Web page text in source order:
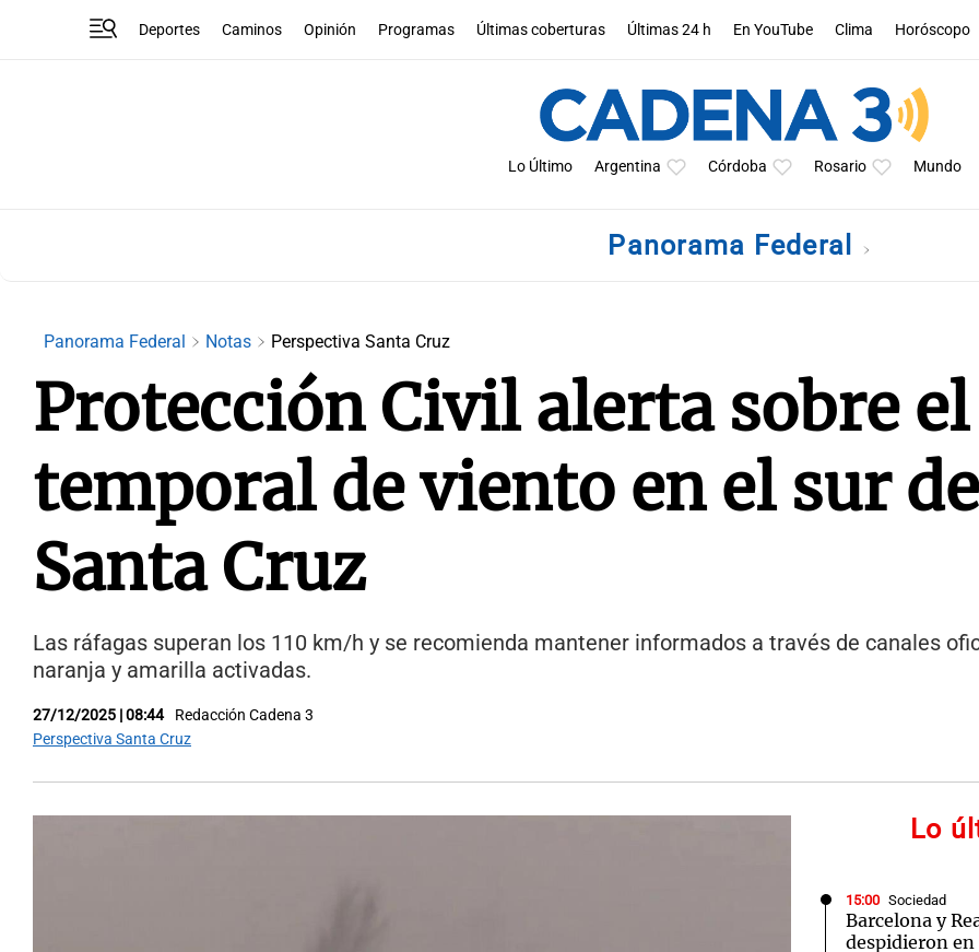
Deportes Caminos Opinión Programas Últimas coberturas Últimas 24 h En YouTube Clima Horóscopo
Lo Último Argentina Córdoba Rosario Mundo
Panorama Federal
Panorama Federal Notas Perspectiva Santa Cruz
Protección Civil alerta sobre el
temporal de viento en el sur de
Santa Cruz
Las ráfagas superan los 110 km/h y se recomienda mantener informados a través de canales
naranja y amarilla activadas.
27/12/2025 | 08:44
Redacción Cadena 3
Perspectiva Santa Cruz
Lo
15:00 Sociedad
Barcelona y
despidieron en